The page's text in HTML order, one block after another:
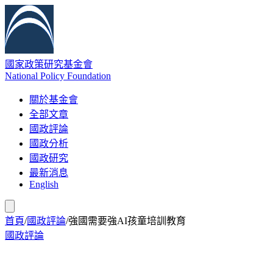
國家政策研究基金會
National Policy Foundation
關於基金會
全部文章
國政評論
國政分析
國政研究
最新消息
English
首頁/國政評論/強國需要強AI孩童培訓教育
國政評論